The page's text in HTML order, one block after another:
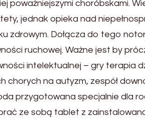
poważniejszymi choróbskami.
jednak opieka nad
zdrowym. Dołącza do tego
ruchowej. Ważne jest by
intelektualnej – gry terapia
na autyzm, zespół
przygotowana specjalnie dla
ze sobą tablet z